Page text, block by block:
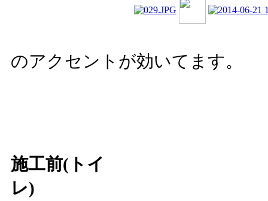
のアクセントが効いてます。
施工前(トイ